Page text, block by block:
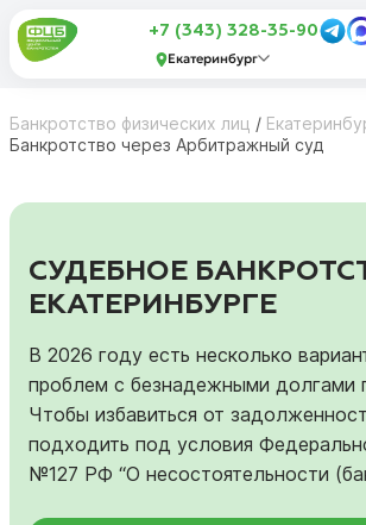
+7 (343) 328-35-90
Екатеринбург
Банкротство физических лиц /
Банкротство через Арбитражный суд
СУДЕБНОЕ
ЕКАТЕРИНБУРГЕ
В 2026 году есть несколько
проблем с безнадежными долгами
Чтобы избавиться от
подходить под условия
№127 РФ “О несостоятельности